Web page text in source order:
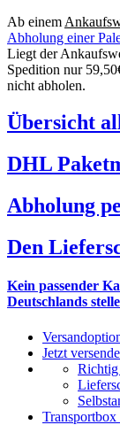
Ab einem
Abholung einer
Liegt der
Spedition nur
nicht abholen.
Übersicht
DHL
Abholung
Den
Kein passender
Deutschlands
Jetzt
Richtig
Transportbox